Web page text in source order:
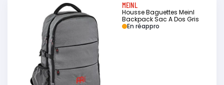
MEINL
Housse Baguettes Meinl
Backpack Sac A Dos Gris
En réappro